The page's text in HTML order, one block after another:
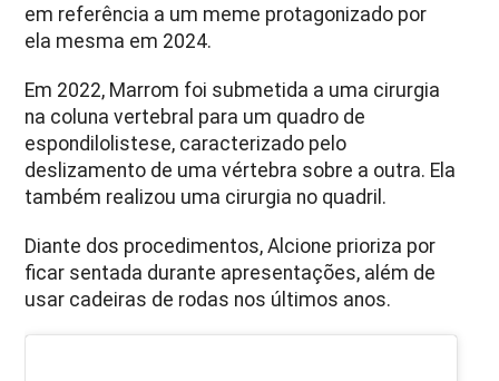
em referência a um meme protagonizado por
ela mesma em 2024.
Em 2022, Marrom foi submetida a uma cirurgia
na coluna vertebral para um quadro de
espondilolistese, caracterizado pelo
deslizamento de uma vértebra sobre a outra. Ela
também realizou uma cirurgia no quadril.
Diante dos procedimentos, Alcione prioriza por
ficar sentada durante apresentações, além de
usar cadeiras de rodas nos últimos anos.